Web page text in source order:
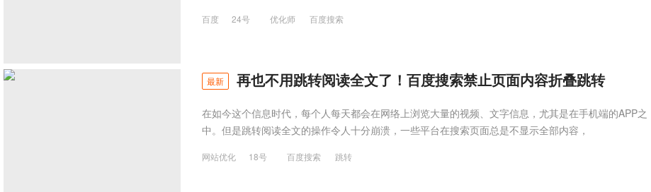
百度 24号 优化师 百度搜索
最新 再也不用跳转阅读全文了！百度搜索禁止页面内容折叠跳转
在如今这个信息时代，每个人每天都会在网络上浏览大量的视频、文字信息，尤其是在手机端的APP之
中。但是跳转阅读全文的操作令人十分崩溃，一些平台在搜索页面总是不显示全部内容，
网站优化 18号 百度搜索 跳转